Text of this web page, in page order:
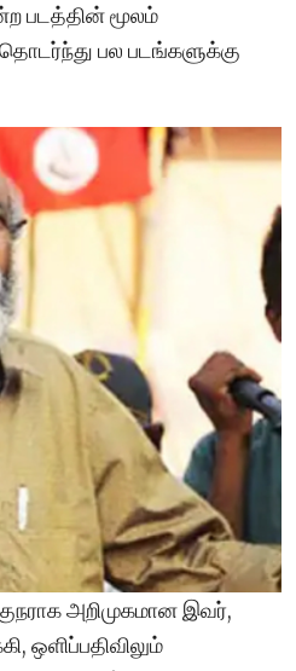
படத்தின் மூலம்
தொடர்ந்து பல படங்களுக்கு
அறிமுகமான இவர்,
ஒளிப்பதிவிலும்